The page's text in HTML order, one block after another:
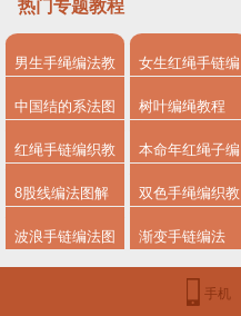
热门专题教程
男生手绳编法教
程
女生红绳手链编
法
中国结的系法图
解，分享简单易
学的编绳入门制
作教程
树叶编绳教程
红绳手链编织教
程
本命年红绳子编
法
8股线编法图解 双色手绳编织教
程
波浪手链编法图 渐变手链编法
手机